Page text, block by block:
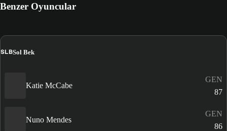
Benzer Oyuncular
SLBSol Bek
Katie McCabe
GEN
87
Nuno Mendes
GEN
86